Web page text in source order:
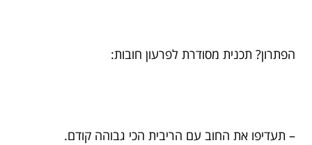
הפתרון? תכנית מסודרת לפרעון חובות:
– תעדיפו את החוב עם הריבית הכי גבוהה קודם.